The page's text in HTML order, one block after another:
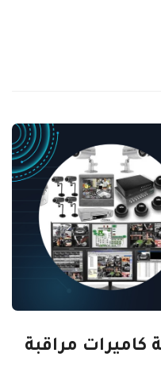
مراقبة